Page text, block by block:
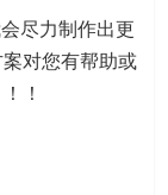
尽力制作出更
对您有帮助或
！